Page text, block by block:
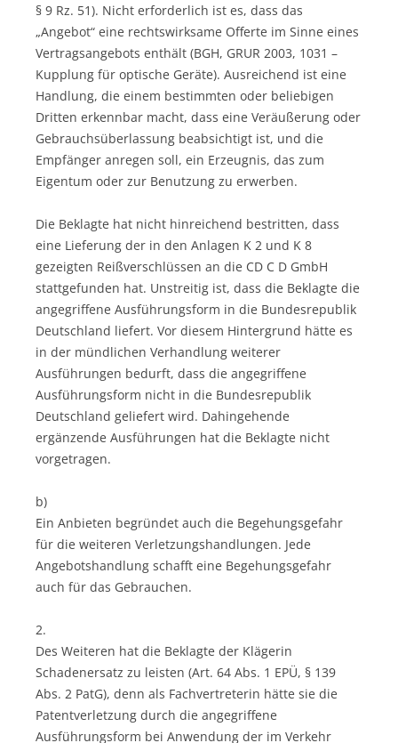
§ 9 Rz. 51). Nicht erforderlich ist es, dass das
„Angebot“ eine rechtswirksame Offerte im Sinne eines
Vertragsangebots enthält (BGH, GRUR 2003, 1031 –
Kupplung für optische Geräte). Ausreichend ist eine
Handlung, die einem bestimmten oder beliebigen
Dritten erkennbar macht, dass eine Veräußerung oder
Gebrauchsüberlassung beabsichtigt ist, und die
Empfänger anregen soll, ein Erzeugnis, das zum
Eigentum oder zur Benutzung zu erwerben.
Die Beklagte hat nicht hinreichend bestritten, dass
eine Lieferung der in den Anlagen K 2 und K 8
gezeigten Reißverschlüssen an die CD C D GmbH
stattgefunden hat. Unstreitig ist, dass die Beklagte die
angegriffene Ausführungsform in die Bundesrepublik
Deutschland liefert. Vor diesem Hintergrund hätte es
in der mündlichen Verhandlung weiterer
Ausführungen bedurft, dass die angegriffene
Ausführungsform nicht in die Bundesrepublik
Deutschland geliefert wird. Dahingehende
ergänzende Ausführungen hat die Beklagte nicht
vorgetragen.
b)
Ein Anbieten begründet auch die Begehungsgefahr
für die weiteren Verletzungshandlungen. Jede
Angebotshandlung schafft eine Begehungsgefahr
auch für das Gebrauchen.
2.
Des Weiteren hat die Beklagte der Klägerin
Schadenersatz zu leisten (Art. 64 Abs. 1 EPÜ, § 139
Abs. 2 PatG), denn als Fachvertreterin hätte sie die
Patentverletzung durch die angegriffene
Ausführungsform bei Anwendung der im Verkehr